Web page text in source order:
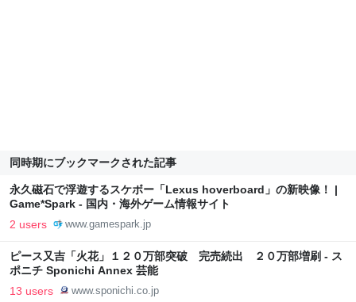
同時期にブックマークされた記事
永久磁石で浮遊するスケボー「Lexus hoverboard」の新映像！ |
Game*Spark - 国内・海外ゲーム情報サイト
2 users www.gamespark.jp
ピース又吉「火花」１２０万部突破 完売続出 ２０万部増刷 - ス
ポニチ Sponichi Annex 芸能
13 users www.sponichi.co.jp